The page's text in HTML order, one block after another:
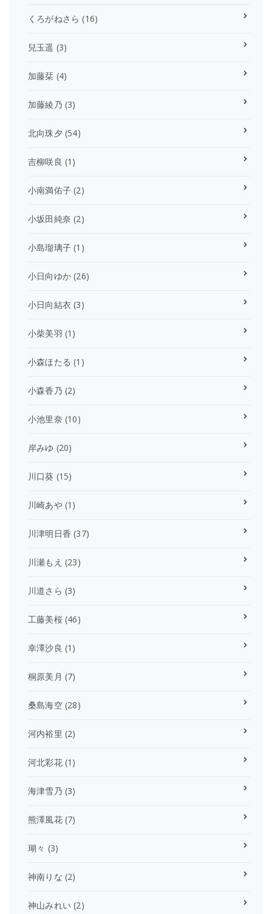
くろがねさら (16)
兒玉遥 (3)
加藤栞 (4)
加藤綾乃 (3)
北向珠夕 (54)
吉柳咲良 (1)
小南満佑子 (2)
小坂田純奈 (2)
小島瑠璃子 (1)
小日向ゆか (26)
小日向結衣 (3)
小柴美羽 (1)
小森ほたる (1)
小森香乃 (2)
小池里奈 (10)
岸みゆ (20)
川口葵 (15)
川崎あや(1)
川津明日香 (37)
川瀬もえ (23)
川道さら (3)
工藤美桜(46)
幸澤沙良 (1)
桐原美月 (7)
桑島海空(28)
河内裕里 (2)
河北彩花(1)
海津雪乃 (3)
熊澤風花(7)
瑚々 (3)
神南りな (2)
神山みれい (2)